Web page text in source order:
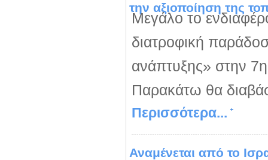
την αξιοποίηση της
Μεγάλο το
διατροφική
ανάπτυξης» στην
Παρακάτω θα
Περισσότερα...
Αναμένεται από το